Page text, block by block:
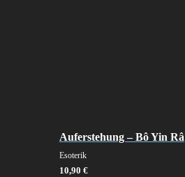
Auferstehung – Bô Yin Râ
Esoterik
10,90 €